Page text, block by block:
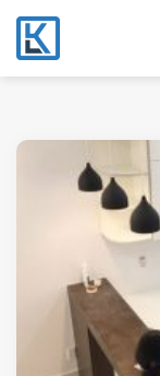
Bỏ
qua
nội